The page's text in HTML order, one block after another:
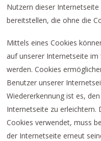
Nutzern dieser
bereitstellen, die ohne die
Mittels eines Cookies
auf unserer Internetseite
werden. Cookies
Benutzer unserer
Wiedererkennung ist es,
Internetseite zu erleichtern.
Cookies verwendet, muss
der Internetseite erneut